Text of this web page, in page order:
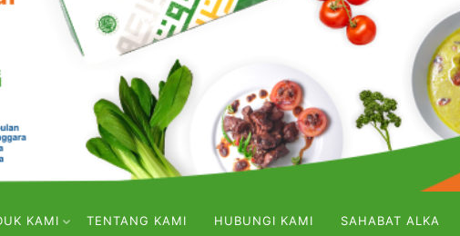
KAMI TENTANG KAMI HUBUNGI KAMI SAHABAT ALKA